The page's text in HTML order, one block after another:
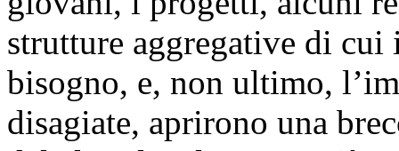
strutture aggregative di cui
bisogno, e, non ultimo,
disagiate, aprirono una